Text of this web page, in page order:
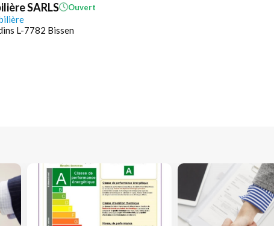
SARLS Ouvert
L-7782 Bissen